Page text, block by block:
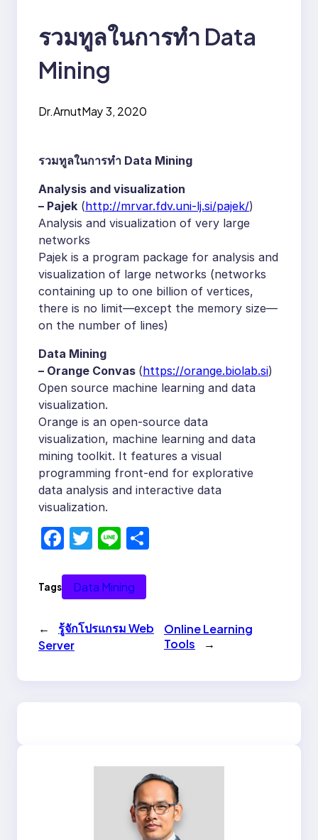
รวมทูลในการทำ Data
Mining
Dr.ArnutMay 3, 2020
รวมทูลในการทำ Data Mining
Analysis and visualization
– Pajek (http://mrvar.fdv.uni-lj.si/pajek/)
Analysis and visualization of very large
networks
Pajek is a program package for analysis and
visualization of large networks (networks
containing up to one billion of vertices,
there is no limit—except the memory size—
on the number of lines)
Data Mining
– Orange Convas (https://orange.biolab.si)
Open source machine learning and data
visualization.
Orange is an open-source data
visualization, machine learning and data
mining toolkit. It features a visual
programming front-end for explorative
data analysis and interactive data
visualization.
F
c
e
b
o
o
T
itt
er
Li
e
Tags Data Mining
←
รู้จักโปรแกรม Web
Server
Online Learning
Tools
→